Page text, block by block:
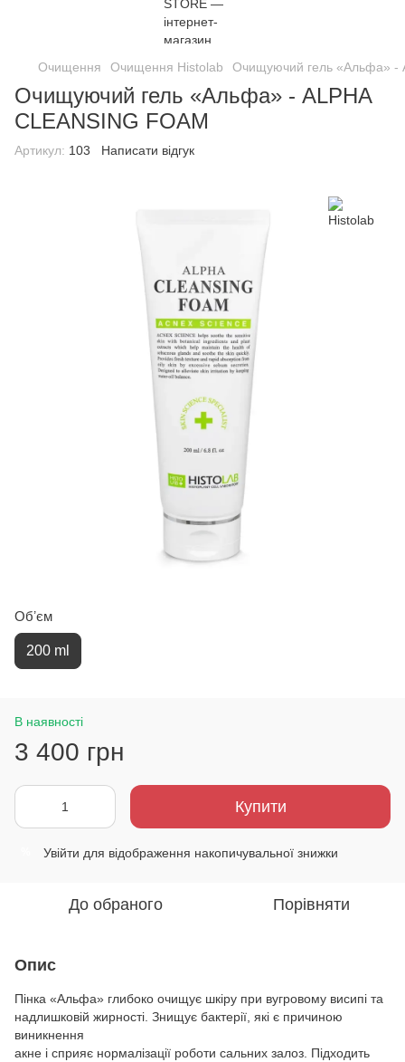
Очищення Очищення Histolab Oчищуючий гель «Альфа» -
Oчищуючий гель «Альфа» - ALPHA
CLEANSING FOAM
Артикул: 103 Написати відгук
Обʼєм
200 ml
В наявності
3 400 грн
Купити
Увійти для відображення накопичувальної знижки
До обраного Порівняти
Опис
Пінка «Альфа» глибоко очищує шкіру при вугровому висипі та
надлишковій жирності. Знищує бактерії, які є причиною
виникнення
акне і сприяє нормалізації роботи сальних залоз. Підходить